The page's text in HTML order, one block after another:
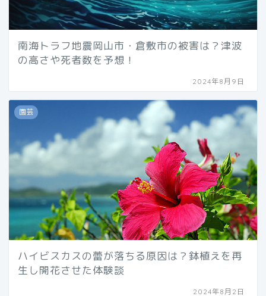
南海トラフ地震岡山市・倉敷市の被害は？津波
の高さや死者数を予想！
2024年8月9日
園芸
ハイビスカスの蕾が落ちる原因は？鉢植えを再
生し開花させた体験談
2024年8月2日